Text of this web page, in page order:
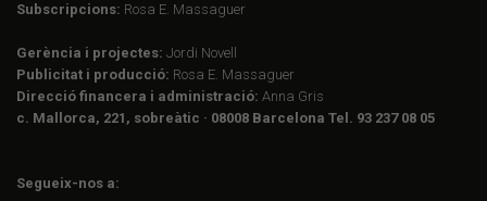
Subscripcions: Rosa E. Massaguer
Gerència i projectes: Jordi Novell
Publicitat i producció: Rosa E. Massaguer
Direcció financera i administració: Anna Gris
c. Mallorca, 221, sobreàtic · 08008 Barcelona Tel. 93 237 08 05
Segueix-nos a: